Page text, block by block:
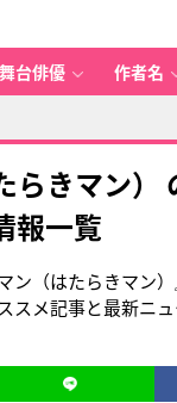
舞台俳優 作者名
らきマン）
報一覧
ン（はたらきマン
スメ記事と最新ニ